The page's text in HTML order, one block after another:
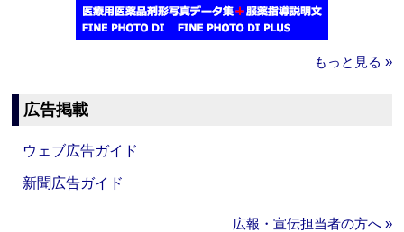
もっと見る »
広告掲載
ウェブ広告ガイド
新聞広告ガイド
広報・宣伝担当者の方へ »